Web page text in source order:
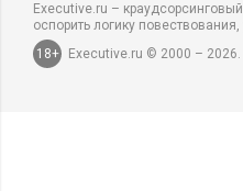
Executive.ru –
оспорить логику
18+
Executive.ru © 2000 – 2026.